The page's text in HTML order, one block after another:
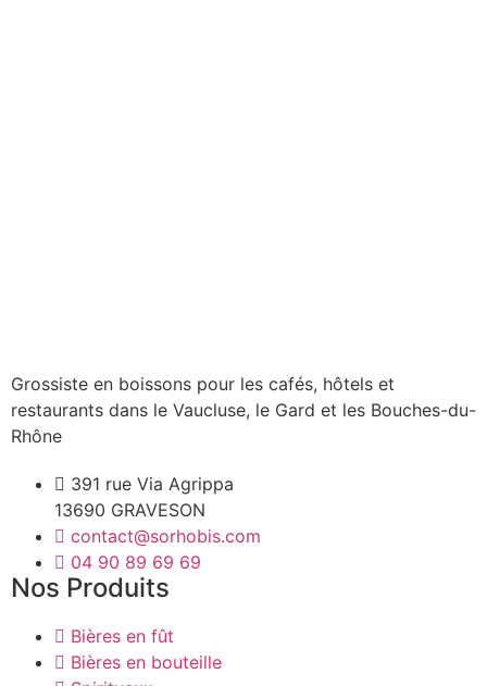
Grossiste en boissons pour les cafés, hôtels et
restaurants dans le Vaucluse, le Gard et les Bouches-du-
Rhône
391 rue Via Agrippa
13690 GRAVESON
contact@sorhobis.com
04 90 89 69 69
Nos Produits
Bières en fût
Bières en bouteille